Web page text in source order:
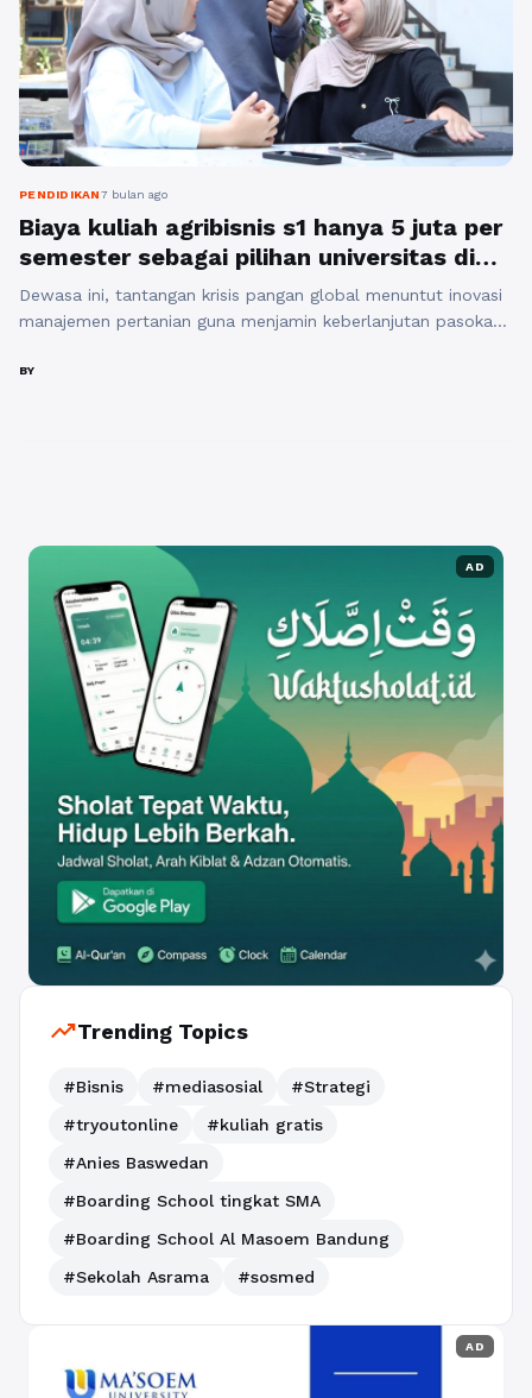
PENDIDIKAN7 bulan ago
Biaya kuliah agribisnis s1 hanya 5 juta per
semester sebagai pilihan universitas di
bandung yang murah
Dewasa ini, tantangan krisis pangan global menuntut inovasi
manajemen pertanian guna menjamin keberlanjutan pasokan
Agribisnis S1 memberikan Anda urgensi pemahaman rantai
BY
AD
trending_upTrending Topics
#Bisnis #mediasosial
#Strategi
#tryoutonline
#kuliah gratis
#Anies Baswedan
#Boarding School tingkat SMA
#Boarding School Al Masoem Bandung
#Sekolah Asrama
#sosmed
AD